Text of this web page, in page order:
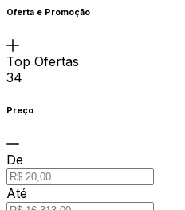
Oferta e Promoção
Top Ofertas
34
Preço
De
Até